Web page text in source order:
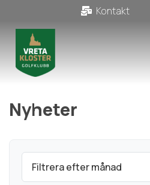
Kontakt
Nyheter
Filtrera efter månad